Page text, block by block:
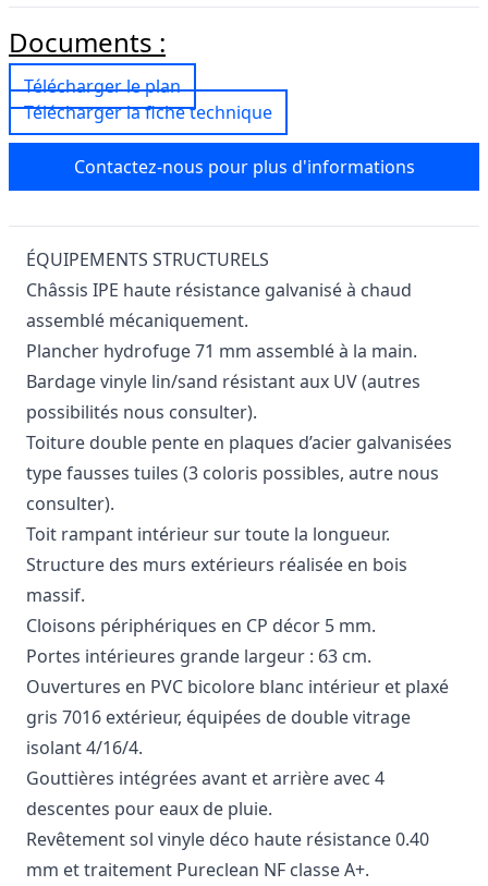
Documents :
Télécharger le plan
Télécharger la fiche technique
Contactez-nous pour plus d'informations
ÉQUIPEMENTS STRUCTURELS
Châssis IPE haute résistance galvanisé à chaud
assemblé mécaniquement.
Plancher hydrofuge 71 mm assemblé à la main.
Bardage vinyle lin/sand résistant aux UV (autres
possibilités nous consulter).
Toiture double pente en plaques d’acier galvanisées
type fausses tuiles (3 coloris possibles, autre nous
consulter).
Toit rampant intérieur sur toute la longueur.
Structure des murs extérieurs réalisée en bois
massif.
Cloisons périphériques en CP décor 5 mm.
Portes intérieures grande largeur : 63 cm.
Ouvertures en PVC bicolore blanc intérieur et plaxé
gris 7016 extérieur, équipées de double vitrage
isolant 4/16/4.
Gouttières intégrées avant et arrière avec 4
descentes pour eaux de pluie.
Revêtement sol vinyle déco haute résistance 0.40
mm et traitement Pureclean NF classe A+.